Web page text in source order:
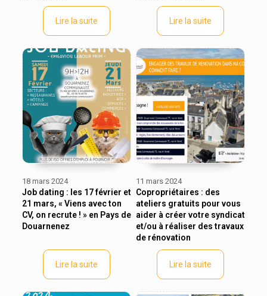
Lire la suite Lire la suite
18 mars 2024
Job dating : les 17 février et
21 mars, « Viens avec ton
CV, on recrute ! » en Pays de
Douarnenez
Lire la suite
11 mars 2024
Copropriétaires : des
ateliers gratuits pour vous
aider à créer votre syndicat
et/ou à réaliser des travaux
de rénovation
Lire la suite